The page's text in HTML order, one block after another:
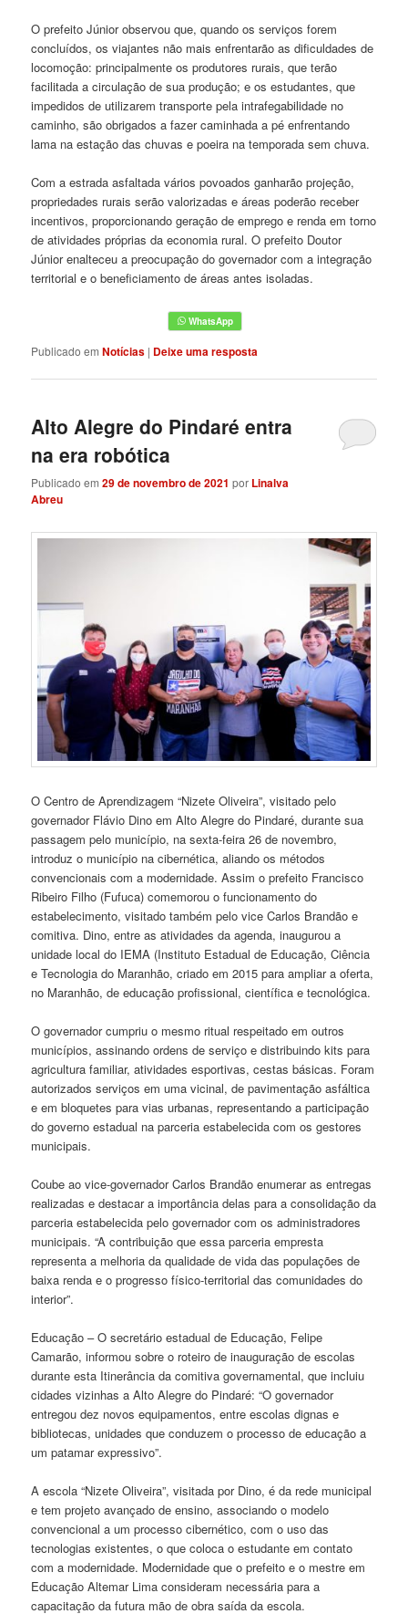
O prefeito Júnior observou que, quando os serviços forem
concluídos, os viajantes não mais enfrentarão as dificuldades de
locomoção: principalmente os produtores rurais, que terão
facilitada a circulação de sua produção; e os estudantes, que
impedidos de utilizarem transporte pela intrafegabilidade no
caminho, são obrigados a fazer caminhada a pé enfrentando
lama na estação das chuvas e poeira na temporada sem chuva.
Com a estrada asfaltada vários povoados ganharão projeção,
propriedades rurais serão valorizadas e áreas poderão receber
incentivos, proporcionando geração de emprego e renda em torno
de atividades próprias da economia rural. O prefeito Doutor
Júnior enalteceu a preocupação do governador com a integração
territorial e o beneficiamento de áreas antes isoladas.
Publicado em Notícias | Deixe uma resposta
Alto Alegre do Pindaré entra
na era robótica
Publicado em29 de novembro de 2021 por Linalva
Abreu
O Centro de Aprendizagem “Nizete Oliveira”, visitado pelo
governador Flávio Dino em Alto Alegre do Pindaré, durante sua
passagem pelo município, na sexta-feira 26 de novembro,
introduz o município na cibernética, aliando os métodos
convencionais com a modernidade. Assim o prefeito Francisco
Ribeiro Filho (Fufuca) comemorou o funcionamento do
estabelecimento, visitado também pelo vice Carlos Brandão e
comitiva. Dino, entre as atividades da agenda, inaugurou a
unidade local do IEMA (Instituto Estadual de Educação, Ciência
e Tecnologia do Maranhão, criado em 2015 para ampliar a oferta,
no Maranhão, de educação profissional, científica e tecnológica.
O governador cumpriu o mesmo ritual respeitado em outros
municípios, assinando ordens de serviço e distribuindo kits para
agricultura familiar, atividades esportivas, cestas básicas. Foram
autorizados serviços em uma vicinal, de pavimentação asfáltica
e em bloquetes para vias urbanas, representando a participação
do governo estadual na parceria estabelecida com os gestores
municipais.
Coube ao vice-governador Carlos Brandão enumerar as entregas
realizadas e destacar a importância delas para a consolidação da
parceria estabelecida pelo governador com os administradores
municipais. “A contribuição que essa parceria empresta
representa a melhoria da qualidade de vida das populações de
baixa renda e o progresso físico-territorial das comunidades do
interior”.
Educação – O secretário estadual de Educação, Felipe
Camarão, informou sobre o roteiro de inauguração de escolas
durante esta Itinerância da comitiva governamental, que incluiu
cidades vizinhas a Alto Alegre do Pindaré: “O governador
entregou dez novos equipamentos, entre escolas dignas e
bibliotecas, unidades que conduzem o processo de educação a
um patamar expressivo”.
A escola “Nizete Oliveira”, visitada por Dino, é da rede municipal
e tem projeto avançado de ensino, associando o modelo
convencional a um processo cibernético, com o uso das
tecnologias existentes, o que coloca o estudante em contato
com a modernidade. Modernidade que o prefeito e o mestre em
Educação Altemar Lima consideram necessária para a
capacitação da futura mão de obra saída da escola.